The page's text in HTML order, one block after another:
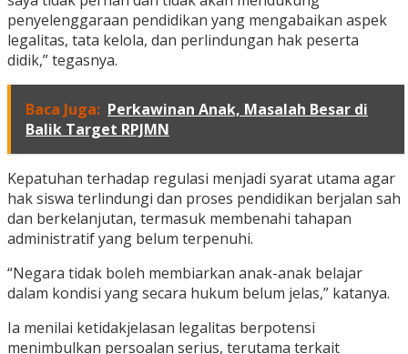
penyelenggaraan pendidikan yang mengabaikan aspek
legalitas, tata kelola, dan perlindungan hak peserta
didik,” tegasnya.
Baca Juga: Perkawinan Anak, Masalah Besar di
Balik Target RPJMN
Kepatuhan terhadap regulasi menjadi syarat utama agar
hak siswa terlindungi dan proses pendidikan berjalan sah
dan berkelanjutan, termasuk membenahi tahapan
administratif yang belum terpenuhi.
“Negara tidak boleh membiarkan anak-anak belajar
dalam kondisi yang secara hukum belum jelas,” katanya.
Ia menilai ketidakjelasan legalitas berpotensi
menimbulkan persoalan serius, terutama terkait